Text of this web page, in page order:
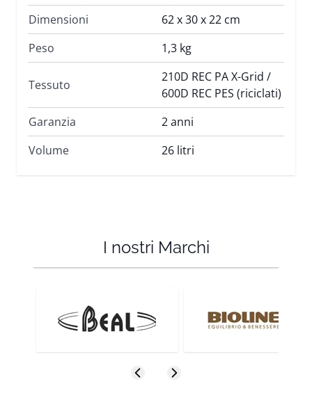
Dimensioni
62 x 30 x 22 cm
Peso
1,3 kg
Tessuto
210D REC PA X-Grid /
600D REC PES (riciclati)
Garanzia
2 anni
Volume
26 litri
I nostri Marchi